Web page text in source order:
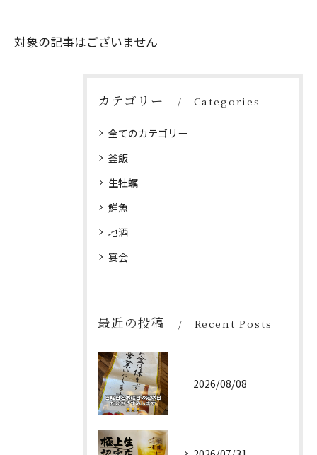
対象の記事はございません
カテゴリー Categories
全てのカテゴリー
釜飯
生牡蠣
鮮魚
地酒
宴会
最近の投稿 Recent Posts
2026/08/08